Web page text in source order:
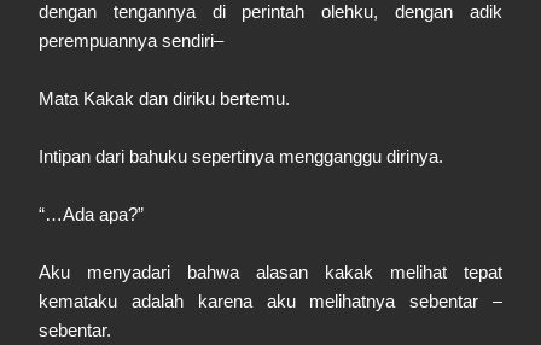
dengan tengannya di perintah olehku, dengan adik
perempuannya sendiri–
Mata Kakak dan diriku bertemu.
Intipan dari bahuku sepertinya mengganggu dirinya.
“…Ada apa?”
Aku menyadari bahwa alasan kakak melihat tepat
kemataku adalah karena aku melihatnya sebentar –
sebentar.